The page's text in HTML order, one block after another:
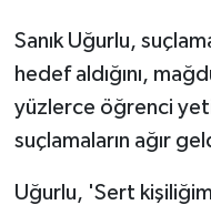
Sanık Uğurlu,
hedef aldığını,
yüzlerce öğrenci
suçlamaların ağır
Uğurlu, 'Sert